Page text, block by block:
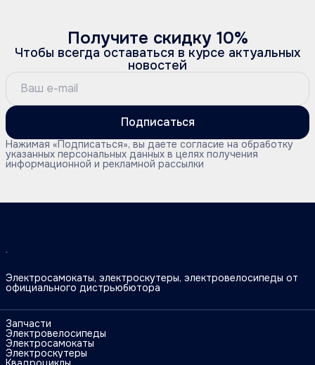
Получите скидку 10%
Чтобы всегда оставаться в курсе актуальных
новостей
Подписаться
Нажимая «Подписаться», вы даете согласие на обработку
указанных персональных данных в целях получения
информационной и рекламной рассылки
Электросамокаты, электроскутеры, электровелосипеды от
официального дистрьюбютора
Запчасти
Электровелосипеды
Электросамокаты
Электроскутеры